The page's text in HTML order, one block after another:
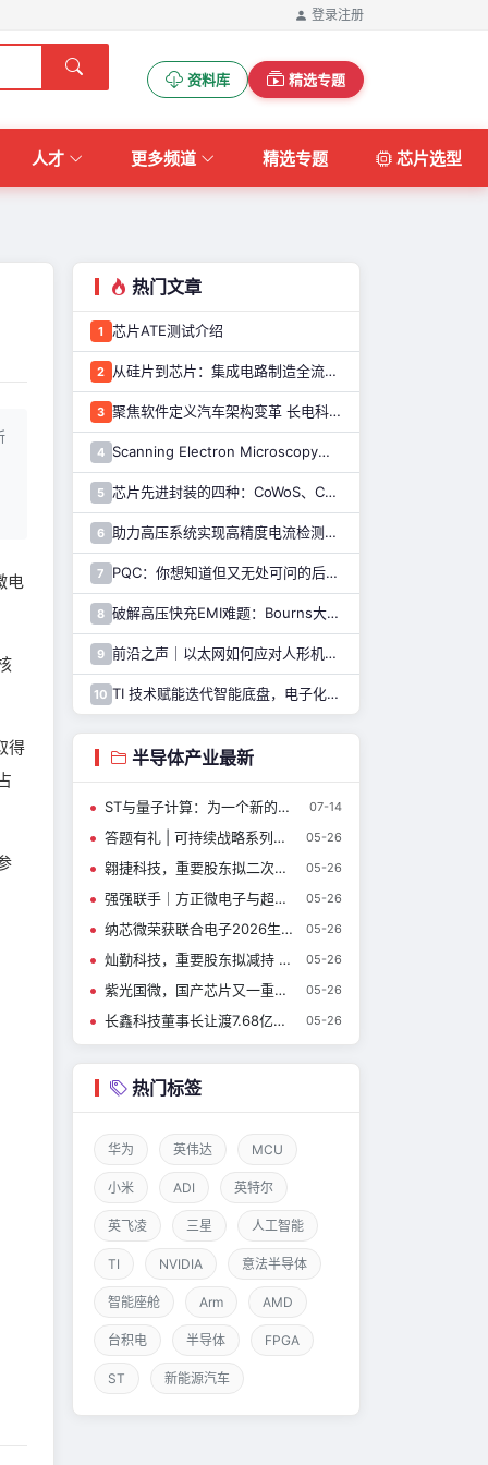
登录注册
资料库 精选专题
人才 更多频道 精选专题 芯片选型
电
得
热门文章
1 芯片ATE测试介绍
2 从硅片到芯片：集成电路制造全流程解析
3 聚焦软件定义汽车架构变革 长电科技打造系统化车规级半导体封测能力
4 Scanning Electron Microscopy（Train for advanced research）扫描电子显微镜介绍（二）
5 芯片先进封装的四种：CoWoS、CoPoS、Glass Core与CoWoP
6 助力高压系统实现高精度电流检测，纳芯微推出NSM2051集成式霍尔电流传感器
7 PQC：你想知道但又无处可问的后量子密码干货都在这里了
8 破解高压快充EMI难题：Bourns大电流车规电感解决方案
9 前沿之声｜以太网如何应对人形机器人通信挑战—— TI 以太网产品系列助力解决
10 TI 技术赋能迭代智能底盘，电子化重构整车行驶逻辑与驾乘体验
半导体产业最新
ST与量子计算：为一个新的计算前沿带来规模化制造能力 07-14
答题有礼 | 可持续战略系列完结篇，ST以硬核实力斩获多项权威评级 05-26
翱捷科技，重要股东拟二次减持！ 05-26
强强联手｜方正微电子与超聚变达成战略合作，SiC助力AI智算新基建 05-26
纳芯微荣获联合电子2026生态伙伴峰会“优秀供应商奖” 05-26
灿勤科技，重要股东拟减持 2.44% 05-26
紫光国微，国产芯片又一重磅收购！ 05-26
长鑫科技董事长让渡7.68亿股激励员工，承诺十年不减持 05-26
热门标签
华为 英伟达 MCU
小米 ADI 英特尔
英飞凌 三星 人工智能
TI NVIDIA 意法半导体
智能座舱 Arm AMD
台积电 半导体 FPGA
ST 新能源汽车